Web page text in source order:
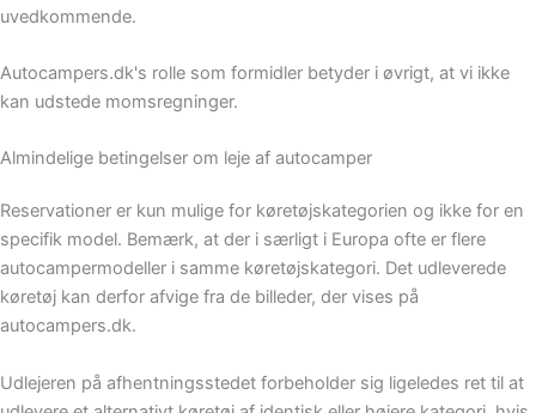
uvedkommende.
Autocampers.dk's rolle som formidler betyder i øvrigt, at vi ikke
kan udstede momsregninger.
Almindelige betingelser om leje af autocamper
Reservationer er kun mulige for køretøjskategorien og ikke for en
specifik model. Bemærk, at der i særligt i Europa ofte er flere
autocampermodeller i samme køretøjskategori. Det udleverede
køretøj kan derfor afvige fra de billeder, der vises på
autocampers.dk.
Udlejeren på afhentningsstedet forbeholder sig ligeledes ret til at